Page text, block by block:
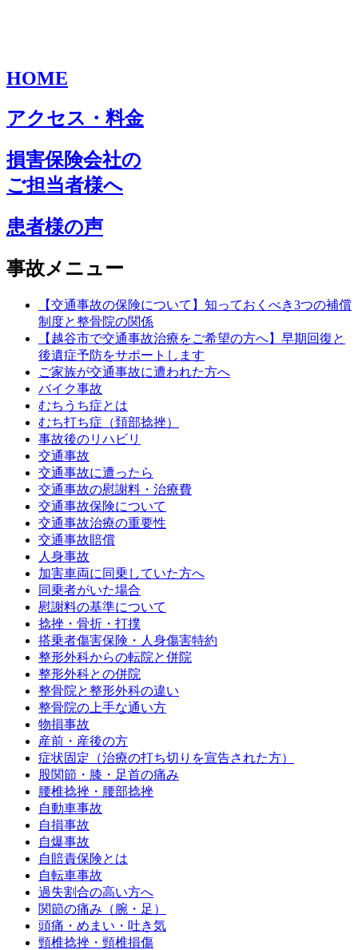
HOME
アクセス・料金
損害保険会社の
ご担当者様へ
患者様の声
事故メニュー
【交通事故の保険について】知っておくべき3つの補償
制度と整骨院の関係
【越谷市で交通事故治療をご希望の方へ】早期回復と
後遺症予防をサポートします
ご家族が交通事故に遭われた方へ
バイク事故
むちうち症とは
むち打ち症（頚部捻挫）
事故後のリハビリ
交通事故
交通事故に遭ったら
交通事故の慰謝料・治療費
交通事故保険について
交通事故治療の重要性
交通事故賠償
人身事故
加害車両に同乗していた方へ
同乗者がいた場合
慰謝料の基準について
捻挫・骨折・打撲
搭乗者傷害保険・人身傷害特約
整形外科からの転院と併院
整形外科との併院
整骨院と整形外科の違い
整骨院の上手な通い方
物損事故
産前・産後の方
症状固定（治療の打ち切りを宣告された方）
股関節・膝・足首の痛み
腰椎捻挫・腰部捻挫
自動車事故
自損事故
自爆事故
自賠責保険とは
自転車事故
過失割合の高い方へ
関節の痛み（腕・足）
頭痛・めまい・吐き気
頸椎捻挫・頸椎損傷